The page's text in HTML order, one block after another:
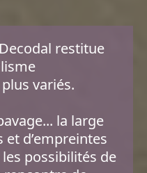
Decodal restitue
variés.
la large
d’empreintes
possibilités de